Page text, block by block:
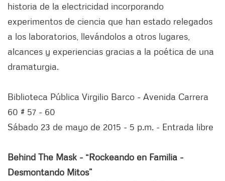
historia de la electricidad incorporando
experimentos de ciencia que han estado relegados
a los laboratorios, llevándolos a otros lugares,
alcances y experiencias gracias a la poética de una
dramaturgia.
Biblioteca Pública Virgilio Barco - Avenida Carrera
60 # 57 - 60
Sábado 23 de mayo de 2015 - 5 p.m. - Entrada libre
Behind The Mask - “Rockeando en Familia -
Desmontando Mitos”